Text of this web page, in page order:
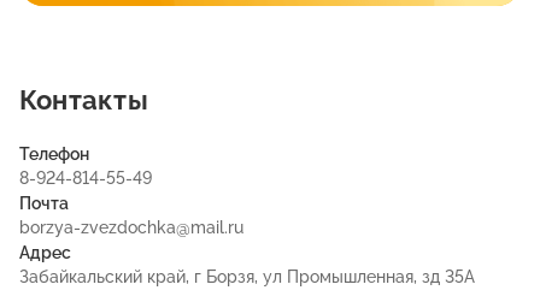
Контакты
Телефон
8-924-814-55-49
Почта
borzya-zvezdochka@mail.ru
Адрес
Забайкальский край, г Борзя, ул Промышленная, зд 35А